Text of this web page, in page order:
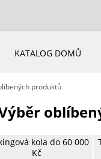
KATALOG DOMŮ
produktů
kola do 60 000
Kč